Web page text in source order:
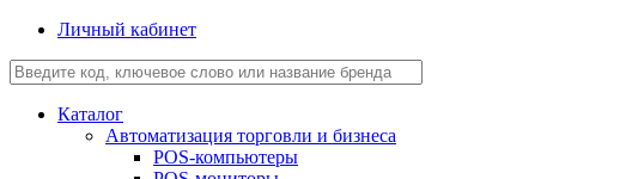
Личный кабинет
Каталог
Автоматизация торговли и бизнеса
POS-компьютеры